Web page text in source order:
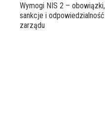
Wymogi NIS 2 – obowiązki,
sankcje i odpowiedzialność
zarządu